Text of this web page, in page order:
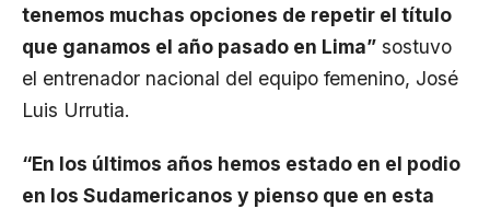
tenemos muchas opciones de repetir el título
que ganamos el año pasado en Lima” sostuvo
el entrenador nacional del equipo femenino, José
Luis Urrutia.
“En los últimos años hemos estado en el podio
en los Sudamericanos y pienso que en esta